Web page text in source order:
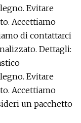
Evitare
Accettiamo
di contattarci
Dettagli:
Evitare
Accettiamo
un pacchetto